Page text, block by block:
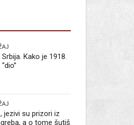
Kako je 1918.
jezivi su prizori iz
a o tome šutiš